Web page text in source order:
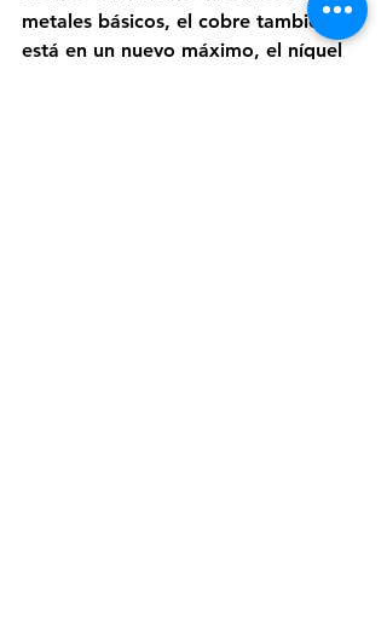
metales básicos, el cobre también
está en un nuevo máximo, el níquel